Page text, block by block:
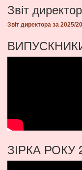
Звіт
Звіт директора за 2025/
ЗІРКА РОКУ